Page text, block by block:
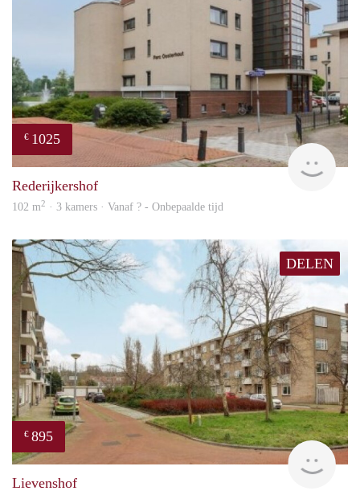
€ 1025
Rederijkershof
102 m2 · 3 kamers · Vanaf ? - Onbepaalde tijd
DELEN
€ 895
rent
Lievenshof